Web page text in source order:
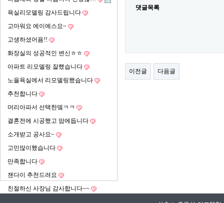
욕실리모델링 감사드립니다
고마워요 에이에스요~
고생하셨어욤!!
화장실의 성공적인 변신ㅎㅎ
아파트 리모델링 잘했습니다
노을욕실에서 리모델링했습니다
추천합니다
머리아파서 선택한뎈ㅋㅋ
결혼전에 시공했고 맘에듭니다
소개받고 공사요~
고민많이했습니다
만족합니다
잰다이 추천드려요
친절하신 사장님 감사합니다~~
댓글목록
이전글 다음글